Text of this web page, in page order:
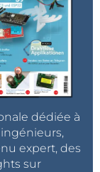
dédiée à
expert, des
sur